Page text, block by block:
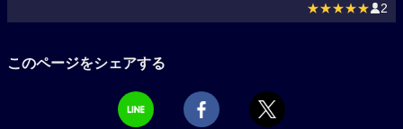
★★★★★ 2
このページをシェアする